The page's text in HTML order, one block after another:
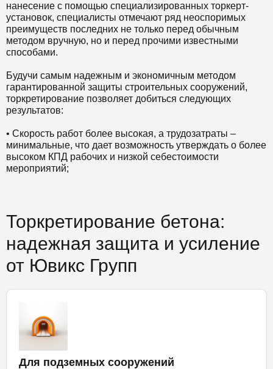
нанесение с помощью специализированных торкерт-
установок, специалисты отмечают ряд неоспоримых
преимуществ последних не только перед обычным
методом вручную, но и перед прочими известными
способами.
Будучи самым надежным и экономичным методом
гарантированной защиты строительных сооружений,
торкретирование позволяет добиться следующих
результатов:
• Скорость работ более высокая, а трудозатраты –
минимальные, что дает возможность утверждать о более
высоком КПД рабочих и низкой себестоимости
мероприятий;
Торкретирование бетона:
надежная защита и усиление
от Ювикс Групп
Для подземных сооружений